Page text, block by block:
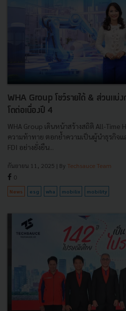
WHA Group โชว์รายได้ & ส่วนแ
โตต่อเนื่องปี 4
WHA Group เดินหน้าสร้างสถิติ All-Time
ความท้าทาย ตอกย้ำความเป็นผู้นำธุรกิจ
FDI อย่างยั่งยืน...
กันยายน 11, 2025 | By Techsauce Team
0
News esg wha mobilix mobility